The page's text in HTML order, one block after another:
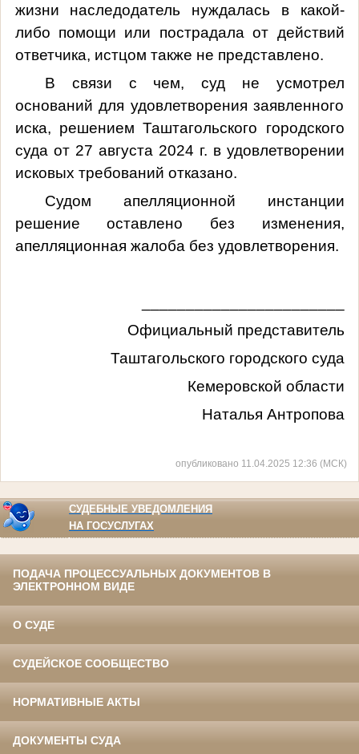
жизни наследодатель нуждалась в какой-
либо помощи или пострадала от действий
ответчика, истцом также не представлено.
В связи с чем, суд не усмотрел
оснований для удовлетворения заявленного
иска, решением Таштагольского городского
суда от 27 августа 2024 г. в удовлетворении
исковых требований отказано.
Судом апелляционной инстанции
решение оставлено без изменения,
апелляционная жалоба без удовлетворения.
Официальный представитель
Таштагольского городского суда
Кемеровской области
Наталья Антропова
опубликовано 11.04.2025 12:36 (МСК)
СУДЕБНЫЕ УВЕДОМЛЕНИЯ
НА ГОСУСЛУГАХ
ПОДАЧА ПРОЦЕССУАЛЬНЫХ ДОКУМЕНТОВ В
ЭЛЕКТРОННОМ ВИДЕ
О СУДЕ
СУДЕЙСКОЕ СООБЩЕСТВО
НОРМАТИВНЫЕ АКТЫ
ДОКУМЕНТЫ СУДА